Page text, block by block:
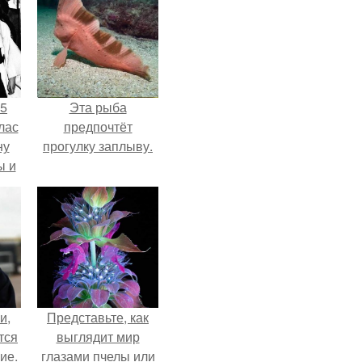
и
Эта рыба
предпочтёт
прогулку заплыву.
Представьте, как
выглядит мир
глазами пчелы или